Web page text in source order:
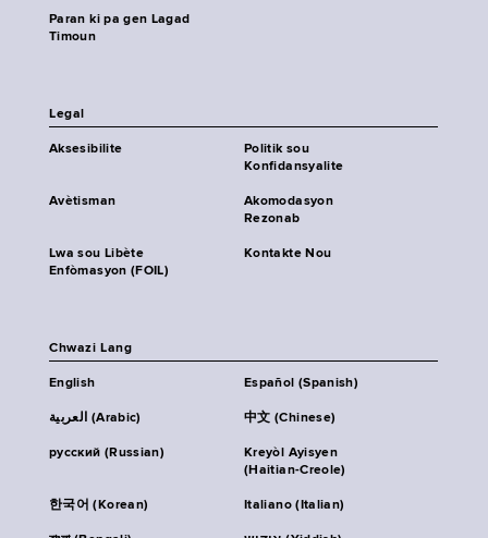
Paran ki pa gen Lagad
Timoun
Legal
Aksesibilite
Politik sou
Konfidansyalite
Avètisman
Akomodasyon
Rezonab
Lwa sou Libète
Enfòmasyon (FOIL)
Kontakte Nou
Chwazi Lang
English Español (Spanish)
العربية (Arabic) 中文 (Chinese)
русский (Russian)
Kreyòl Ayisyen
(Haitian-Creole)
한국어 (Korean) Italiano (Italian)